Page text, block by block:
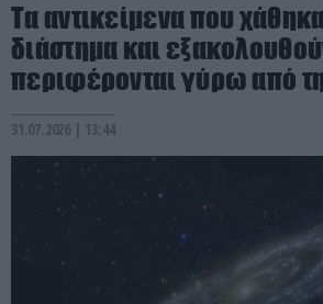
Τα αντικείμενα που
διάστημα και
περιφέρονται γύρω από
31.07.2026 | 13:44